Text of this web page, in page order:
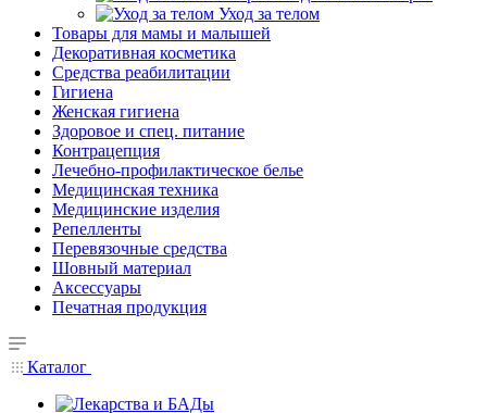
Уход за телом
Товары для мамы и малышей
Декоративная косметика
Средства реабилитации
Гигиена
Женская гигиена
Здоровое и спец. питание
Контрацепция
Лечебно-профилактическое белье
Медицинская техника
Медицинские изделия
Репелленты
Перевязочные средства
Шовный материал
Аксессуары
Печатная продукция
Каталог